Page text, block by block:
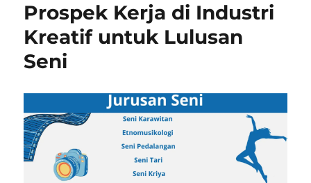
Prospek Kerja di Industri
Kreatif untuk Lulusan
Seni